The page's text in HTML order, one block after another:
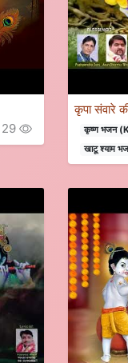
29
कृपा संवारे
कृष्ण भजन
खाटू श्याम